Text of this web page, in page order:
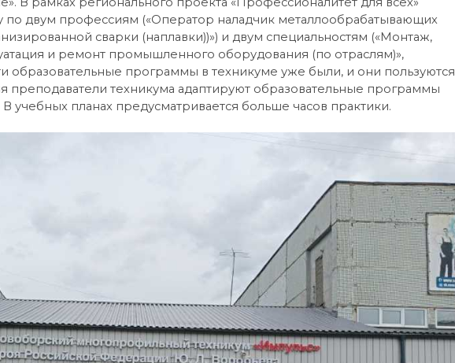
по двум профессиям («Оператор наладчик металлообрабатывающих
сварки (наплавки))») и двум специальностям («Монтаж,
и ремонт промышленного оборудования (по отраслям)»,
образовательные программы в техникуме уже были, и они пользуются
преподаватели техникума адаптируют образовательные программы
учебных планах предусматривается больше часов практики.